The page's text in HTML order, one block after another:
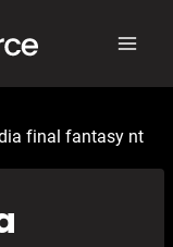
final fantasy nt